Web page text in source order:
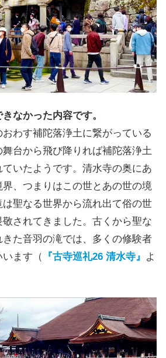
なかった内容です。
わす補陀落浄土に繋がっている
台から飛び降りれば補陀落浄土
いたようです。清水寺の奥にあ
、つまりはこの世とあの世の境
聖なる世界から流れ出て俗の世
されてきました。古くから聖な
た音羽の滝では、多くの修験者
ます（
『古寺巡礼26 清水寺』 よ